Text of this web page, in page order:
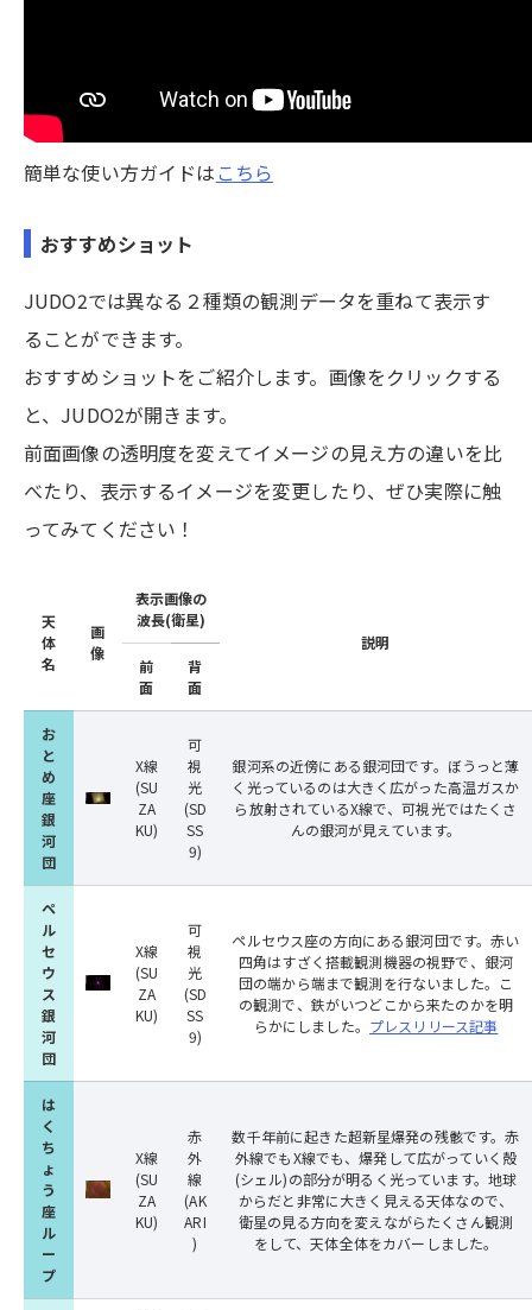
簡単な使い方ガイドは こちら
おすすめショット
JUDO2では異なる２種類の観測データを重ねて表示す
ることができます。
おすすめショットをご紹介します。画像をクリックする
と、JUDO2が開きます。
前面画像の透明度を変えてイメージの見え方の違いを比
べたり、表示するイメージを変更したり、ぜひ実際に触
ってみてください！
天
体
名
画
像
表示画像の
波長(衛星)
説明
前
面
背
面
お
と
め
座
銀
河
団
X線
(SU
ZA
KU)
可
視
光
(SD
SS
9)
銀河系の近傍にある銀河団です。ぼうっと薄
く光っているのは大きく広がった高温ガスか
ら放射されているX線で、可視光ではたくさ
んの銀河が見えています。
ペ
ル
セ
ウ
ス
銀
河
団
X線
(SU
ZA
KU)
可
視
光
(SD
SS
9)
ペルセウス座の方向にある銀河団です。赤い
四角はすざく搭載観測機器の視野で、銀河
団の端から端まで観測を行ないました。こ
の観測で、鉄がいつどこから来たのかを明
らかにしました。 プレスリリース記事
は
く
ち
ょ
う
座
ル
ー
プ
X線
(SU
ZA
KU)
赤
外
線
(AK
ARI
)
数千年前に起きた超新星爆発の残骸です。赤
外線でもX線でも、爆発して広がっていく殻
(シェル)の部分が明るく光っています。地球
からだと非常に大きく見える天体なので、
衛星の見る方向を変えながらたくさん観測
をして、天体全体をカバーしました。